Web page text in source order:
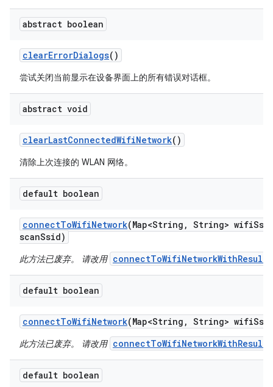
abstract boolean
clearErrorDialogs()
尝试关闭当前显示在设备界面上的所有错误对话框。
abstract void
clearLastConnectedWifiNetwork()
清除上次连接的 WLAN 网络。
default boolean
connectToWifiNetwork(Map<String , String> wifi
scanSsid)
此方法已废弃。 请改用
default boolean
connectToWifiNetwork(Map<String , String> wifi
此方法已废弃。 请改用
default boolean